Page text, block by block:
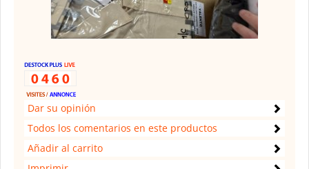
Dar su opinión
Todos los comentarios en este productos
Añadir al carrito